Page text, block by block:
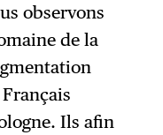
observons
de la
Ils afin